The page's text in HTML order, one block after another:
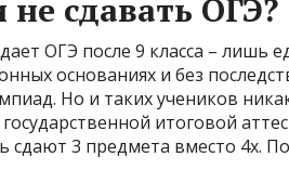
сдавать ОГЭ?
ОГЭ после 9 класса –
основаниях и без
Но и таких учеников
итоговой
сдают 3 предмета вместо 4х.